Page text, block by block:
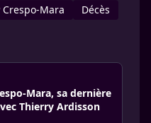
Mara Décès
Mara, sa dernière
Thierry Ardisson